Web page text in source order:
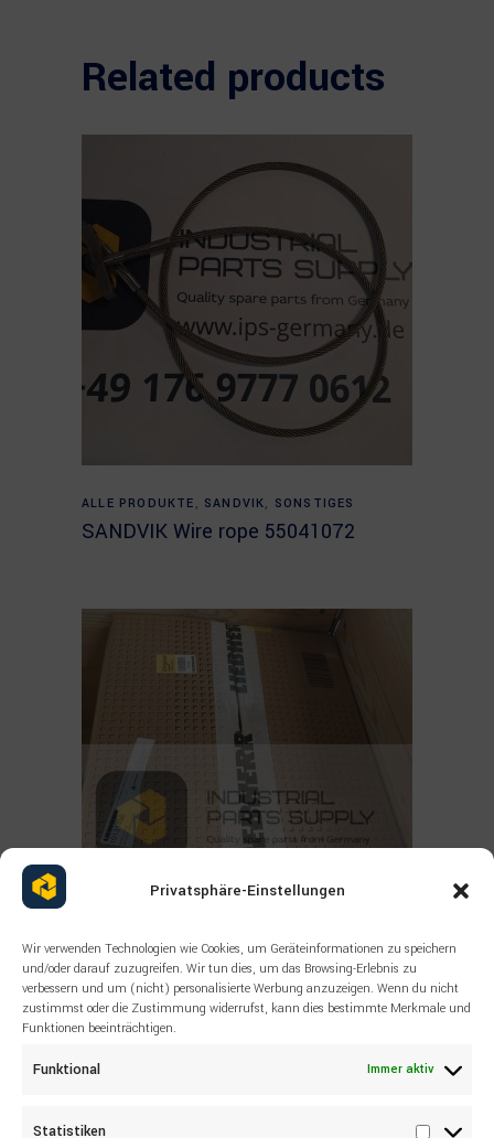
Privatsphäre-Einstellungen
Wir verwenden Technologien wie Cookies, um Geräteinformationen zu speichern
und/oder darauf zuzugreifen. Wir tun dies, um das Browsing-Erlebnis zu
verbessern und um (nicht) personalisierte Werbung anzuzeigen. Wenn du nicht
zustimmst oder die Zustimmung widerrufst, kann dies bestimmte Merkmale und
Funktionen beeinträchtigen.
Funktional Immer aktiv
Statistiken
Related products
Read more
ALLE PRODUKTE , SANDVIK, SONSTIGES
SANDVIK Wire rope 55041072
Read more
ALLE PRODUKTE, LIEBHERR
ERSATZTEILE FÜR
BAUMASCHINEN LIEBHERR
10131455 EXHAUST GAS
TURBOCHARGER